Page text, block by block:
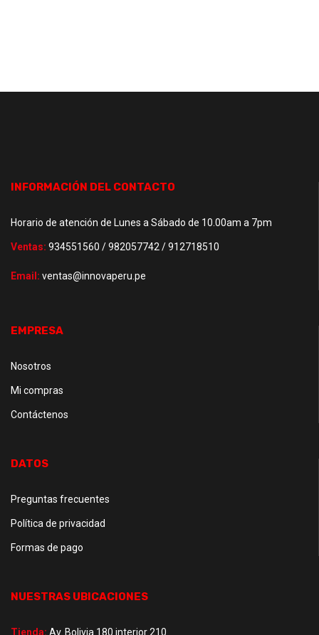
INFORMACIÓN DEL CONTACTO
Horario de atención de Lunes a Sábado de 10.00am a 7pm
Ventas: 934551560 / 982057742 / 912718510
Email: ventas@innovaperu.pe
EMPRESA
Nosotros
Mi compras
Contáctenos
DATOS
Preguntas frecuentes
Política de privacidad
Formas de pago
NUESTRAS UBICACIONES
Tienda: Av. Bolivia 180 interior 210